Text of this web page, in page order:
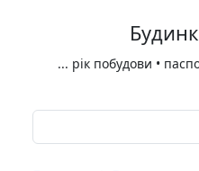
... рік побудови •